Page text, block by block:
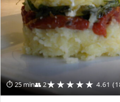
⏱ 25 min👥 2★★★★★ 4.61